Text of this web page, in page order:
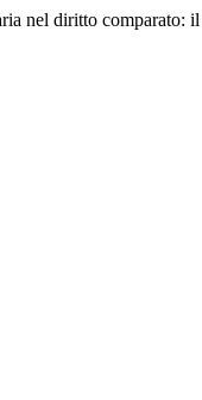
nel diritto comparato: